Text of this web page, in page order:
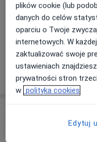
Umów
+ 37 usług
W jaki sposób
plików cookie (lub
danych do celów
oparciu o Twoje
internetowych. W
zaktualizować swoje
ustawieniach
prywatności stron
w polityka cookies
Edytuj